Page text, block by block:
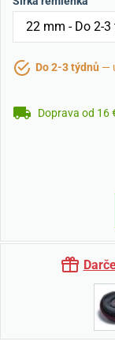
Do 2-3 týdnů —
Doprava od 16